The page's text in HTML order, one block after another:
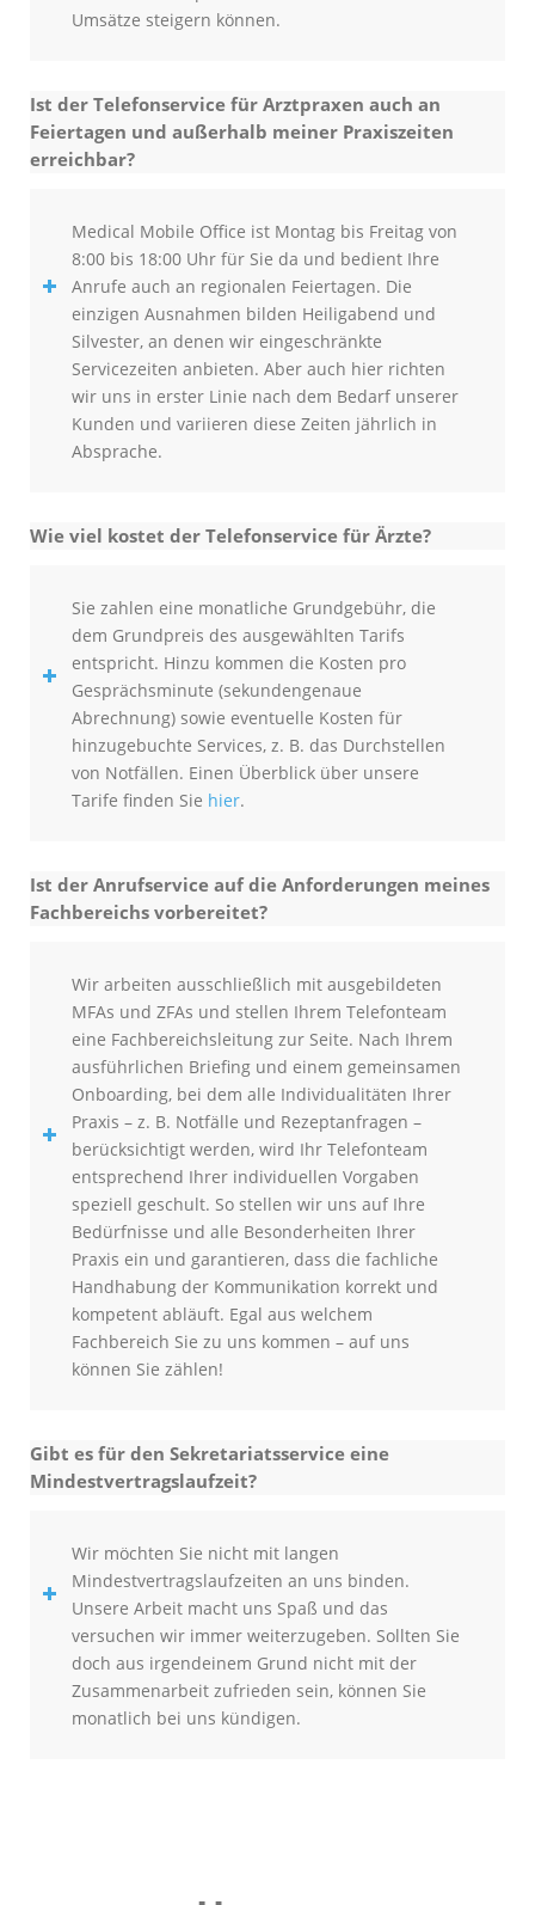
Umsätze steigern können.
Ist der Telefonservice für Arztpraxen auch an
Feiertagen und außerhalb meiner Praxiszeiten
erreichbar?
Medical Mobile Office ist Montag bis Freitag von
8:00 bis 18:00 Uhr für Sie da und bedient Ihre
Anrufe auch an regionalen Feiertagen. Die
einzigen Ausnahmen bilden Heiligabend und
Silvester, an denen wir eingeschränkte
Servicezeiten anbieten. Aber auch hier richten
wir uns in erster Linie nach dem Bedarf unserer
Kunden und variieren diese Zeiten jährlich in
Absprache.
Wie viel kostet der Telefonservice für Ärzte?
Sie zahlen eine monatliche Grundgebühr, die
dem Grundpreis des ausgewählten Tarifs
entspricht. Hinzu kommen die Kosten pro
Gesprächsminute (sekundengenaue
Abrechnung) sowie eventuelle Kosten für
hinzugebuchte Services, z. B. das Durchstellen
von Notfällen. Einen Überblick über unsere
Tarife finden Sie hier.
Ist der Anrufservice auf die Anforderungen meines
Fachbereichs vorbereitet?
Wir arbeiten ausschließlich mit ausgebildeten
MFAs und ZFAs und stellen Ihrem Telefonteam
eine Fachbereichsleitung zur Seite. Nach Ihrem
ausführlichen Briefing und einem gemeinsamen
Onboarding, bei dem alle Individualitäten Ihrer
Praxis – z. B. Notfälle und Rezeptanfragen –
berücksichtigt werden, wird Ihr Telefonteam
entsprechend Ihrer individuellen Vorgaben
speziell geschult. So stellen wir uns auf Ihre
Bedürfnisse und alle Besonderheiten Ihrer
Praxis ein und garantieren, dass die fachliche
Handhabung der Kommunikation korrekt und
kompetent abläuft. Egal aus welchem
Fachbereich Sie zu uns kommen – auf uns
können Sie zählen!
Gibt es für den Sekretariatsservice eine
Mindestvertragslaufzeit?
Wir möchten Sie nicht mit langen
Mindestvertragslaufzeiten an uns binden.
Unsere Arbeit macht uns Spaß und das
versuchen wir immer weiterzugeben. Sollten Sie
doch aus irgendeinem Grund nicht mit der
Zusammenarbeit zufrieden sein, können Sie
monatlich bei uns kündigen.